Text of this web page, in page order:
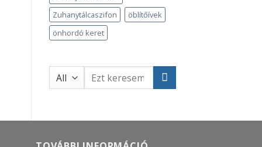
Zuhanytálcaszifon
öblítőívek
önhordó keret
Keresés
a